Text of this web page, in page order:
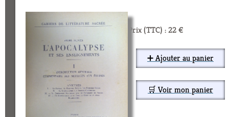
Prix (TTC) : 22 €
➕ Ajouter au panier
🛒 Voir mon panier